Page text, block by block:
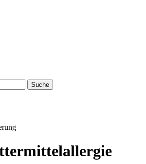
Suche